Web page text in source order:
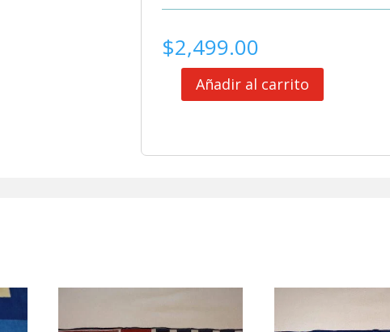
$2,499.00
Añadir al carrito